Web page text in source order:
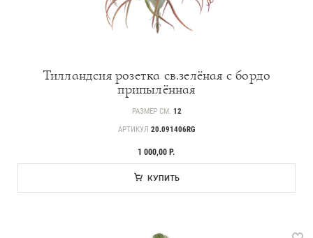
Тилландсия розетка св.зелёная с бордо
припылённая
РАЗМЕР СМ. 12
АРТИКУЛ 20.091406RG
1 000,00 Р.
КУПИТЬ